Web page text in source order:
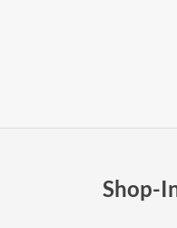
Shop-